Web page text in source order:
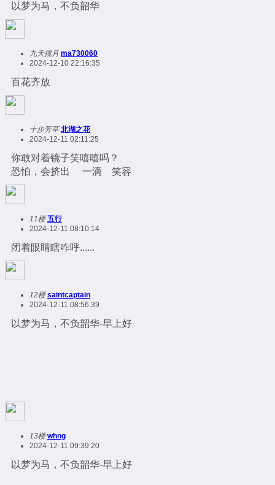
以梦为马，不负韶华
九天揽月 ma730060
2024-12-10 22:16:35
百花齐放
十步芳草 北湖之花
2024-12-11 02:11:25
你敢对着镜子笑嘻嘻吗？
恐怕，会挤出 一滴 笑容
11楼 五行
2024-12-11 08:10:14
闭着眼睛瞎咋呼......
12楼 saintcaptain
2024-12-11 08:56:39
以梦为马，不负韶华-早上好
13楼 whng
2024-12-11 09:39:20
以梦为马，不负韶华-早上好